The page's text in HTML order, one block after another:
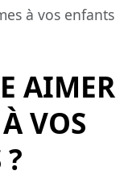
à vos enfants
AIMER
VOS